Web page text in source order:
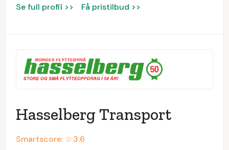
Se full profil >> Få pristilbud >>
Hasselberg Transport
Smartscore: ☆3.6